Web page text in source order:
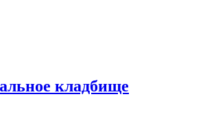
кладбище